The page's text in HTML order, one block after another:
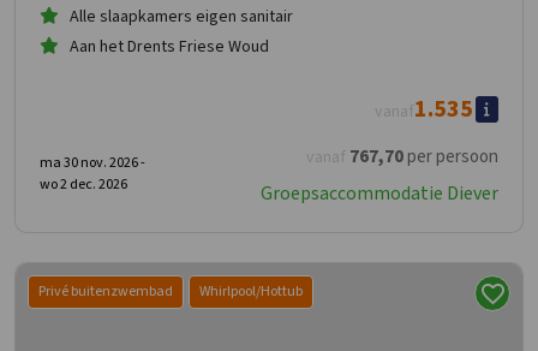
Alle slaapkamers eigen sanitair
Aan het Drents Friese Woud
vanaf 767,70per persoon
vanaf1.535
ma 30 nov. 2026 -
wo 2 dec. 2026
Groepsaccommodatie Diever
Privé buitenzwembad Whirlpool/Hottub